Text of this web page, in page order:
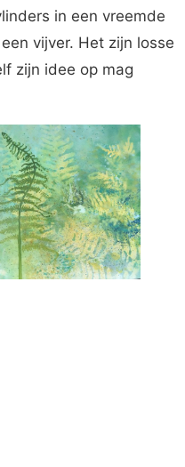
in een vreemde
vijver. Het zijn losse
zijn idee op mag